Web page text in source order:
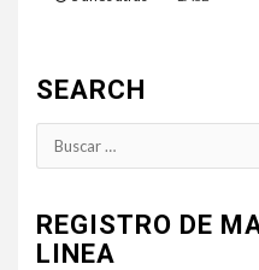
SEARCH
Buscar:
REGISTRO DE
LINEA